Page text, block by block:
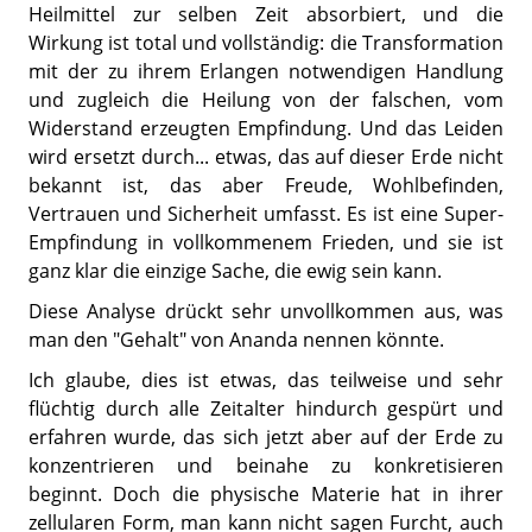
Heilmittel zur selben Zeit absorbiert, und die
Wirkung ist total und vollständig: die Transformation
mit der zu ihrem Erlangen notwendigen Handlung
und zugleich die Heilung von der falschen, vom
Widerstand erzeugten Empfindung. Und das Leiden
wird ersetzt durch... etwas, das auf dieser Erde nicht
bekannt ist, das aber Freude, Wohlbefinden,
Vertrauen und Sicherheit umfasst. Es ist eine Super-
Empfindung in vollkommenem Frieden, und sie ist
ganz klar die einzige Sache, die ewig sein kann.
Diese Analyse drückt sehr unvollkommen aus, was
man den "Gehalt" von Ananda nennen könnte.
Ich glaube, dies ist etwas, das teilweise und sehr
flüchtig durch alle Zeitalter hindurch gespürt und
erfahren wurde, das sich jetzt aber auf der Erde zu
konzentrieren und beinahe zu konkretisieren
beginnt. Doch die physische Materie hat in ihrer
zellularen Form, man kann nicht sagen Furcht, auch